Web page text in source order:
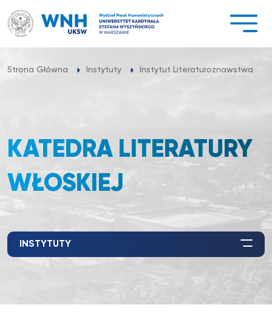
do
treści
Strona Główna Instytuty Instytut Literaturoznawstwa
KATEDRA LITERATURY
WŁOSKIEJ
INSTYTUTY